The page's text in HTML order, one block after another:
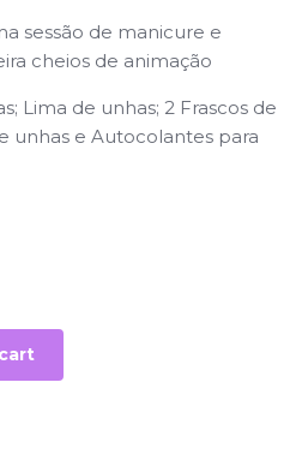
sessão de manicure e
cheios de animação
Lima de unhas; 2 Frascos de
unhas e Autocolantes para